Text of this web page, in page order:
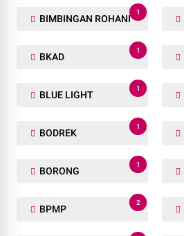
BIMBINGAN ROHANI
1
BKAD
1
BLUE LIGHT
1
BODREK
1
BORONG
1
BPMP
2